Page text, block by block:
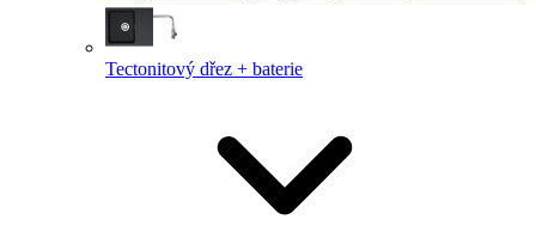
Tectonitový dřez + baterie